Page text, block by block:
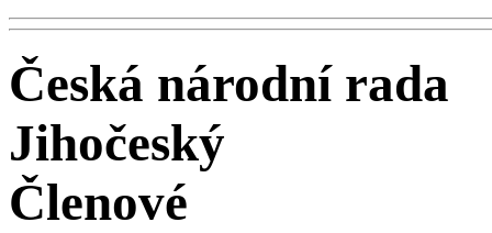
Česká národní rada
Jihočeský
Členové